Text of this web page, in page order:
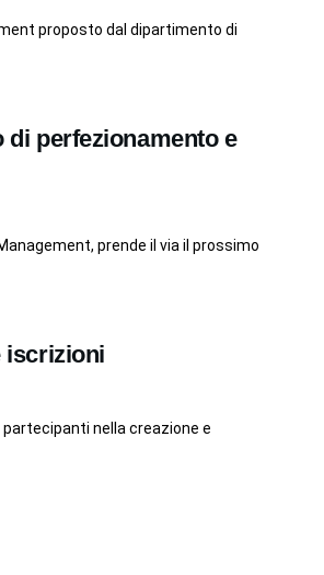
proposto dal dipartimento di
perfezionamento e
prende il via il prossimo
iscrizioni
nella creazione e